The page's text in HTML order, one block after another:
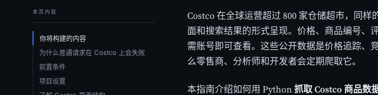
本页内容
你将构建的内容
为什么普通请求在 Costco 上会失败
前置条件
项目设置
Costco 在全球运营超过 800 家仓储超市，同
面和搜索结果的形式呈现。价格、商品编号、
需账号即可查看。这些公开数据是价格追踪、
么零售商、分析师和开发者会定期爬取它。
本指南介绍如何用 Python抓取 Costco 商品数